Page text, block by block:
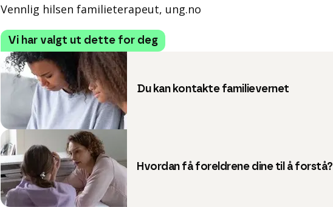
Vennlig hilsen familieterapeut, ung.no
Vi har valgt ut dette for deg
Du kan kontakte familievernet
Hvordan få foreldrene dine til å forstå?